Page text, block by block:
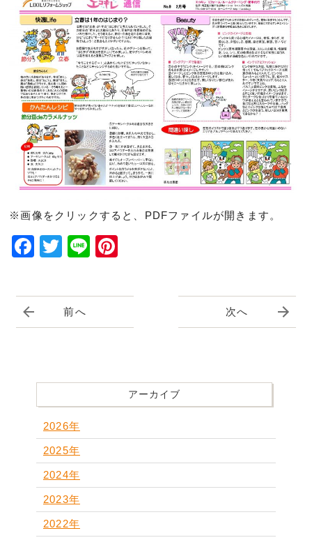
※画像をクリックすると、PDFファイルが開きます。
Facebook
Twitter
Line
前へ 次へ
アーカイブ
2026年
2025年
2024年
2023年
2022年